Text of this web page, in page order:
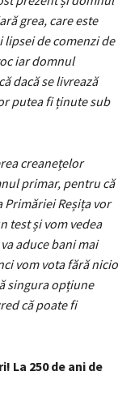
grea, care este
de comenzi de
iar domnul
dacă se livrează
putea fi ținute sub
creanețelor
primar, pentru că
Primăriei Reșița vor
test și vom vedea
aduce bani mai
vom vota fără nicio
singura opțiune
că poate fi
La 250 de ani de